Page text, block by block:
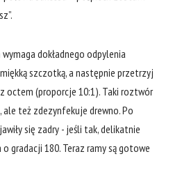
wymaga dokładnego​ odpylenia
szczotką, a następnie przetrzyj
octem (proporcje ⁢10:1). Taki roztwór
też zdezynfekuje drewno.⁤ Po
się⁣ zadry -⁣ jeśli ​tak, delikatnie
gradacji ⁢180. Teraz ramy są gotowe